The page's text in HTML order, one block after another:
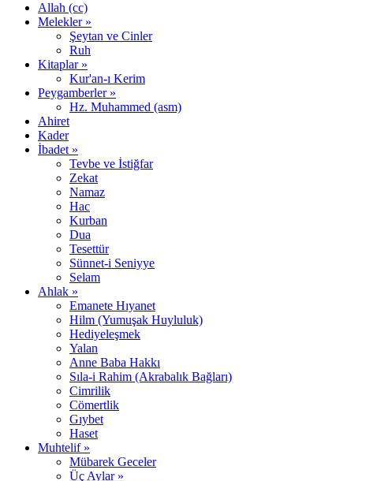
Allah (cc)
Melekler »
Şeytan ve Cinler
Ruh
Kitaplar »
Kur'an-ı Kerim
Peygamberler »
Hz. Muhammed (asm)
Ahiret
Kader
İbadet »
Tevbe ve İstiğfar
Zekat
Namaz
Hac
Kurban
Dua
Tesettür
Sünnet-i Seniyye
Selam
Ahlak »
Emanete Hıyanet
Hilm (Yumuşak Huyluluk)
Hediyeleşmek
Yalan
Anne Baba Hakkı
Sıla-i Rahim (Akrabalık Bağları)
Cimrilik
Cömertlik
Gıybet
Haset
Muhtelif »
Mübarek Geceler
Üç Aylar »